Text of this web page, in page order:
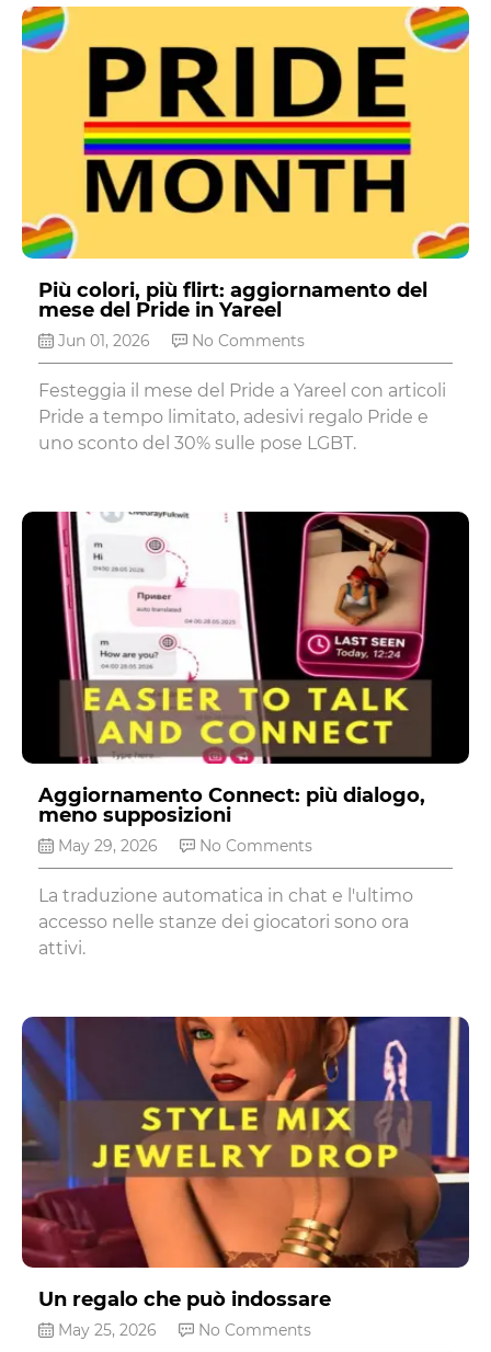
Più colori, più flirt: aggiornamento del
mese del Pride in Yareel
Jun 01, 2026 No Comments
Festeggia il mese del Pride a Yareel con articoli
Pride a tempo limitato, adesivi regalo Pride e
uno sconto del 30% sulle pose LGBT.
Aggiornamento Connect: più dialogo,
meno supposizioni
May 29, 2026 No Comments
La traduzione automatica in chat e l'ultimo
accesso nelle stanze dei giocatori sono ora
attivi.
Un regalo che può indossare
May 25, 2026 No Comments